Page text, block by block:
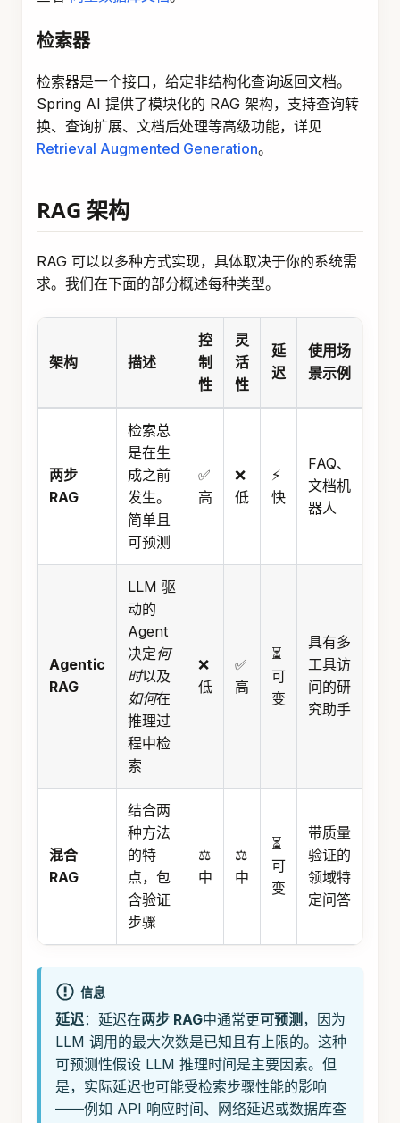
检索器
检索器是一个接口，给定非结构化查询返回文档。
Spring AI 提供了模块化的 RAG 架构，支持查询转
换、查询扩展、文档后处理等高级功能，详见
Retrieval Augmented Generation。
RAG 架构
RAG 可以以多种方式实现，具体取决于你的系统需
求。我们在下面的部分概述每种类型。
架构 描述
控
制
性
灵
活
性
延
迟
使用场
景示例
两步
RAG
检索总
是在生
成之前
发生。
简单且
可预测
✅
高
❌
低
⚡
快
FAQ、
文档机
器人
Agentic
RAG
LLM 驱
动的
Agent
决定何
时以及
如何在
推理过
程中检
索
❌
低
✅
高
⏳
可
变
具有多
工具访
问的研
究助手
混合
RAG
结合两
种方法
的特
点，包
含验证
步骤
⚖️
中
⚖️
中
⏳
可
变
带质量
验证的
领域特
定问答
信息
延迟：延迟在两步 RAG中通常更可预测 ，因为
LLM 调用的最大次数是已知且有上限的。这种
可预测性假设 LLM 推理时间是主要因素。但
是，实际延迟也可能受检索步骤性能的影响
——例如 API 响应时间、网络延迟或数据库查